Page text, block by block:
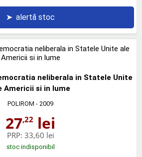
➤ alertă stoc
neliberala in Statele Unite
Americii si in lume
POLIROM - 2009
27,22 lei
PRP: 33,60 lei
stoc indisponibil